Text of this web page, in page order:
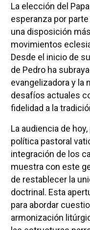
La elección del Papa
esperanza por
una disposición
movimientos
Desde el inicio de
de Pedro ha
evangelizadora y la
desafíos actuales
fidelidad a la
La audiencia de
política pastoral
integración de los
muestra con este
de restablecer la
doctrinal. Esta
para abordar
armonización